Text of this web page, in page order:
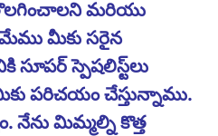
మరియు
మీకు సరైన
స్పెషలిస్ట్‌లు
పరిచయం చేస్తున్నాము.
నేను మిమ్మల్ని కొత్త